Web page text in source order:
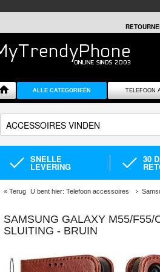
ALLE CATEGORIEËN TELEFOON
SNELLE
LEVERING
30
« Terug U bent hier: Telefoon accessoires
SAMSUNG GALAXY M55/
SLUITING - BRUIN